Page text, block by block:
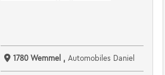
1780 Wemmel , Automobiles Daniel